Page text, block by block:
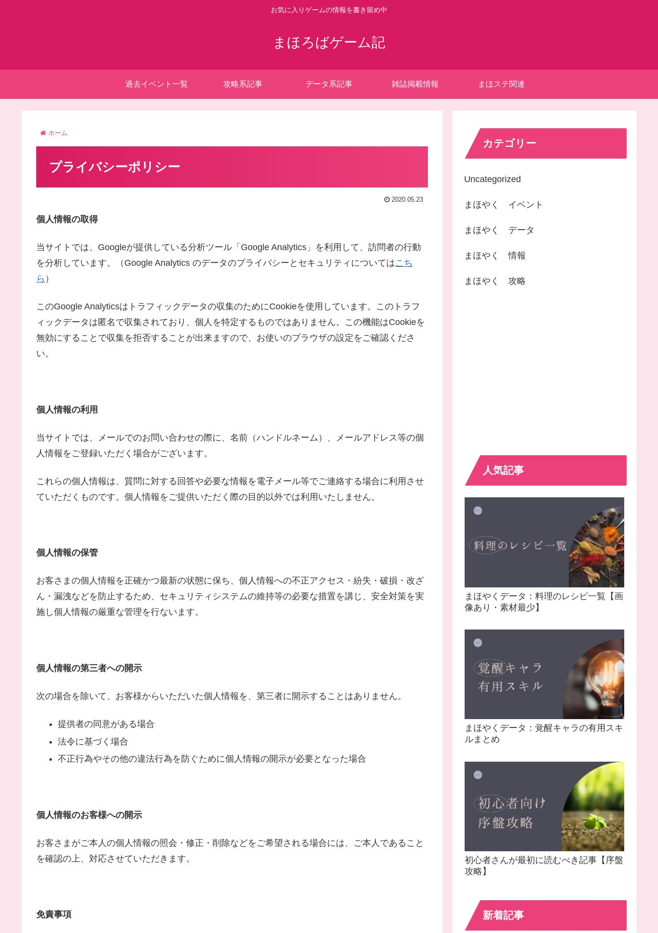
お気に入りゲームの情報を書き留め中
まほろばゲーム記
過去イベント一覧 攻略系記事 データ系記事 雑誌掲載情報 まほステ関連
ホーム
プライバシーポリシー
2020.05.23
個人情報の取得
当サイトでは、Googleが提供している分析ツール「Google Analytics」を利用して、訪問者の行動
を分析しています。（Google Analytics のデータのプライバシーとセキュリティについてはこち
ら ）
このGoogle Analyticsはトラフィックデータの収集のためにCookieを使用しています。このトラフ
ィックデータは匿名で収集されており、個人を特定するものではありません。この機能はCookieを
無効にすることで収集を拒否することが出来ますので、お使いのブラウザの設定をご確認くださ
い。
個人情報の利用
当サイトでは、メールでのお問い合わせの際に、名前（ハンドルネーム）、メールアドレス等の個
人情報をご登録いただく場合がございます。
これらの個人情報は、質問に対する回答や必要な情報を電子メール等でご連絡する場合に利用させ
ていただくものです。個人情報をご提供いただく際の目的以外では利用いたしません。
個人情報の保管
お客さまの個人情報を正確かつ最新の状態に保ち、個人情報への不正アクセス・紛失・破損・改ざ
ん・漏洩などを防止するため、セキュリティシステムの維持等の必要な措置を講じ、安全対策を実
施し個人情報の厳重な管理を行ないます。
個人情報の第三者への開示
次の場合を除いて、お客様からいただいた個人情報を、第三者に開示することはありません。
提供者の同意がある場合
法令に基づく場合
不正行為やその他の違法行為を防ぐために個人情報の開示が必要となった場合
個人情報のお客様への開示
お客さまがご本人の個人情報の照会・修正・削除などをご希望される場合には、ご本人であること
を確認の上、対応させていただきます。
免責事項
カテゴリー
Uncategorized
まほやく イベント
まほやく データ
まほやく 情報
まほやく 攻略
人気記事
まほやくデータ：料理のレシピ一覧【画
像あり・素材最少】
まほやくデータ：覚醒キャラの有用スキ
ルまとめ
初心者さんが最初に読むべき記事【序盤
攻略】
新着記事